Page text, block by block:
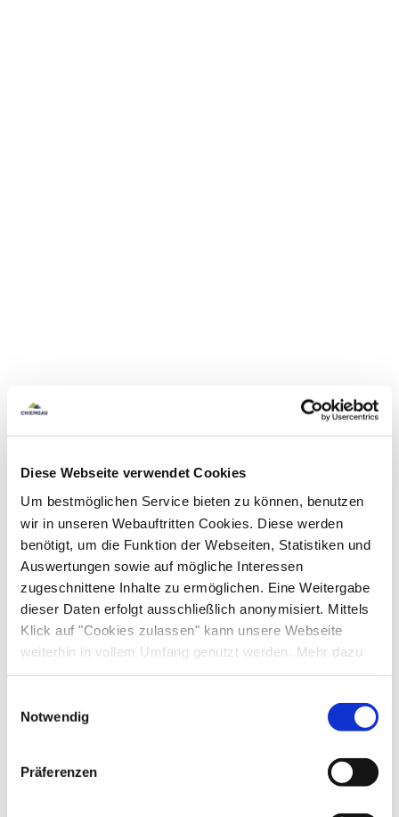
Diese Webseite verwendet Cookies
Um bestmöglichen Service bieten zu können, benutzen
wir in unseren Webauftritten Cookies. Diese werden
benötigt, um die Funktion der Webseiten, Statistiken und
Auswertungen sowie auf mögliche Interessen
zugeschnittene Inhalte zu ermöglichen. Eine Weitergabe
dieser Daten erfolgt ausschließlich anonymisiert. Mittels
Klick auf "Cookies zulassen" kann unsere Webseite
weiterhin in vollem Umfang genutzt werden. Mehr dazu
steht in unserer Datenschutzerklärung.
gelistet.
Notwendig
Präferenzen